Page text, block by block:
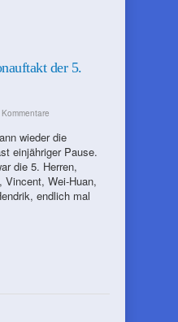
der 5.
wieder die
einjähriger Pause.
die 5. Herren,
Vincent, Wei-Huan,
endlich mal